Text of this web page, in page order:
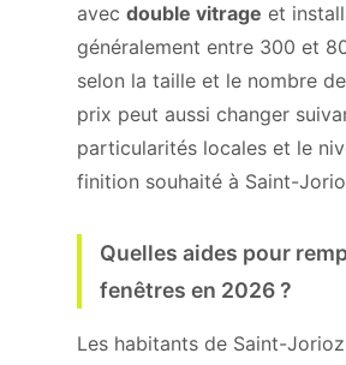
avec double vitrage et
généralement entre 300 et
selon la taille et le nombre
prix peut aussi changer
particularités locales et le
finition souhaité à Saint-
Quelles aides pour
fenêtres en 2026 ?
Les habitants de Saint-